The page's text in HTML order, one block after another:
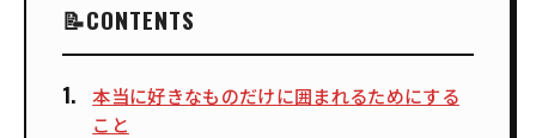
CONTENTS
本当に好きなものだけに囲まれるためにする
こと